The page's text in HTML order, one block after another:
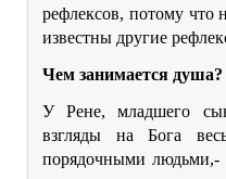
рефлексов, потому что
известны другие
Чем занимается душа?
У Рене, младшего
взгляды на Бога
порядочными людьми,-